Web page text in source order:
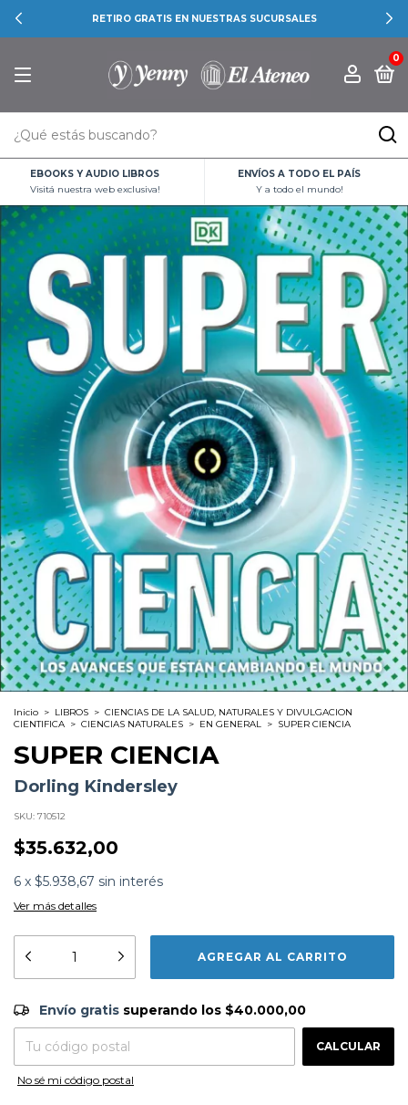
RETIRO GRATIS EN NUESTRAS SUCURSALES
0
EBOOKS Y AUDIO LIBROS
Visitá nuestra web exclusiva!
ENVÍOS A TODO EL PAÍS
Y a todo el mundo!
Inicio > LIBROS > CIENCIAS DE LA SALUD, NATURALES Y DIVULGACION
CIENTIFICA > CIENCIAS NATURALES > EN GENERAL > SUPER CIENCIA
SUPER CIENCIA
Dorling Kindersley
SKU: 710512
$35.632,00
6 x $5.938,67 sin interés
Ver más detalles
Envío gratis $40.000,00
Entregas para el CP: CAMBIAR CP
Envío gratis superando los $40.000,00
CALCULAR
No sé mi código postal
Formato:LIBROS
Encuadernación:Tapa Blanda
Idioma:
Español
Fecha Publicación:10/2023
Sinópsis